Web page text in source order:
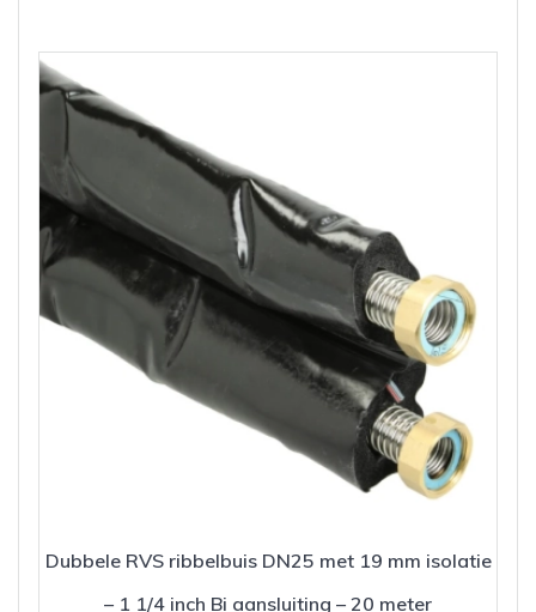
Dubbele RVS ribbelbuis DN25 met 19 mm isolatie
– 1 1/4 inch Bi aansluiting – 20 meter